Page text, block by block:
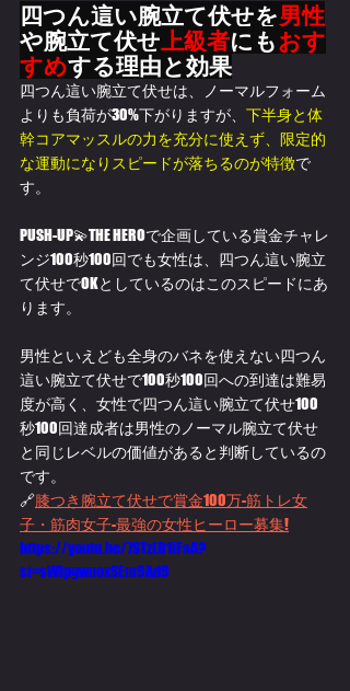
四つん這い腕立て伏せを男性
や腕立て伏せ上級者にもおす
すめする理由と効果
四つん這い腕立て伏せは、ノーマルフォーム
よりも負荷が30%下がりますが、 下半身と体
幹コアマッスルの力を充分に使えず、限定的
な運動になりスピードが落ちるのが特徴で
す。
PUSH-UP💫THE HEROで企画している賞金チャレ
ンジ100秒100回でも女性は、四つん這い腕立
て伏せでOKとしているのはこのスピードにあ
ります。
男性といえども全身のバネを使えない四つん
這い腕立て伏せで100秒100回への到達は難易
度が高く、女性で四つん這い腕立て伏せ100
秒100回達成者は男性のノーマル腕立て伏せ
と同じレベルの価値があると判断しているの
です。
🔗膝つき腕立て伏せで賞金100万-筋トレ女
子・筋肉女子-最強の女性ヒーロー募集!
https://youtu.be/7STzLD1iFaA?
si=sWIpgwuoxSEm9Ad9